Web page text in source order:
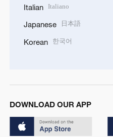
Italian Italiano
Japanese 日本語
Korean 한국어
DOWNLOAD OUR APP